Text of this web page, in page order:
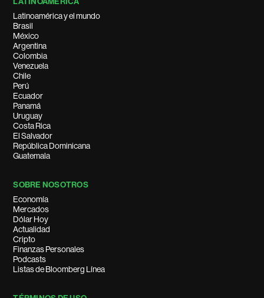
Latinoamérica y el mundo
Brasil
México
Argentina
Colombia
Venezuela
Chile
Perú
Ecuador
Panamá
Uruguay
Costa Rica
El Salvador
República Dominicana
Guatemala
SOBRE NOSOTROS
Economía
Mercados
Dólar Hoy
Actualidad
Cripto
Finanzas Personales
Podcasts
Listas de Bloomberg Línea